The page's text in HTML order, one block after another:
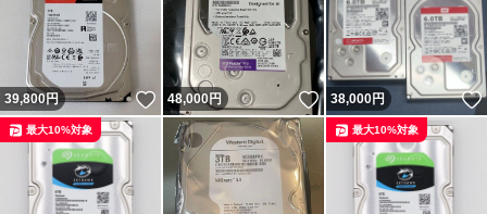
39,800円 いいね！
48,000円 いいね！
38,000円
最大10%対象 最大10%対象